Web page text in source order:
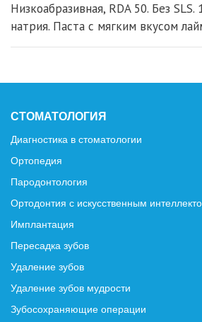
Низкоабразивная, RDA 50. Без
натрия. Паста с мягким вкусом
СТОМАТОЛОГИЯ
Диагностика в стоматологии
Ортопедия
Пародонтология
Ортодонтия с искусственным
Имплантация
Пересадка зубов
Удаление зубов
Удаление зубов мудрости
Зубосохраняющие операции